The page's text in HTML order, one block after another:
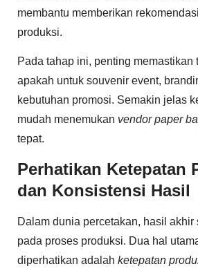
membantu memberikan
produksi.
Pada tahap ini, penting memastikan
apakah untuk souvenir event,
kebutuhan promosi. Semakin jelas
mudah menemukan vendor paper
tepat.
Perhatikan Ketepatan
dan Konsistensi Hasil
Dalam dunia percetakan, hasil akhir
pada proses produksi. Dua hal
diperhatikan adalah ketepatan